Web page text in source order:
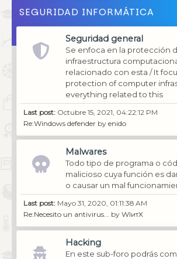
SEGURIDAD INFORMÁTICA
Seguridad general
Se enfoca en la protección
infraestructura
relacionado con esta / It
protection of computer
everything related to this
Last post: Octubre 15, 2021, 04:22:12 PM
Re:Windows defenderby enido
Malwares
Todo tipo de programa o
malicioso cuya función es
o causar un mal
Last post: Mayo 31, 2020, 01:11:38 AM
Re:Necesito un antivirus...
by WIитX
Hacking
En este sub-foro podrás